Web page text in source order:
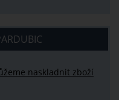
naskladnit zboží